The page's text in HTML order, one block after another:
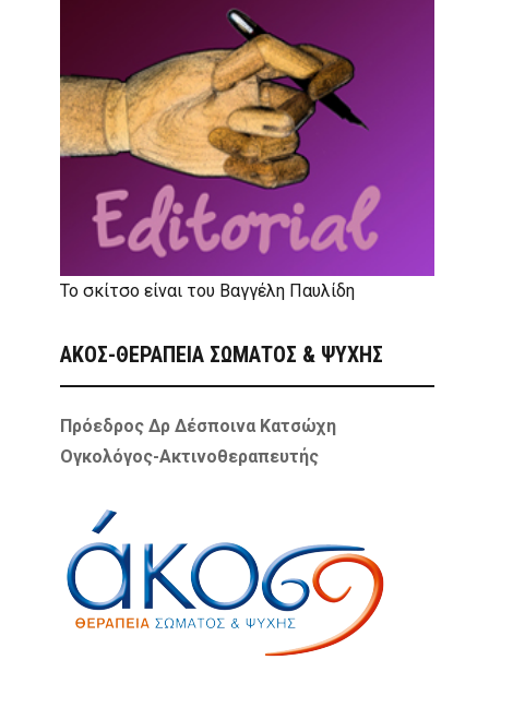
Το σκίτσο είναι του Βαγγέλη Παυλίδη
ΑΚΟΣ-ΘΕΡΑΠΕΙΑ ΣΩΜΑΤΟΣ & ΨΥΧΗΣ
Πρόεδρος Δρ Δέσποινα Κατσώχη
Ογκολόγος-Ακτινοθεραπευτής